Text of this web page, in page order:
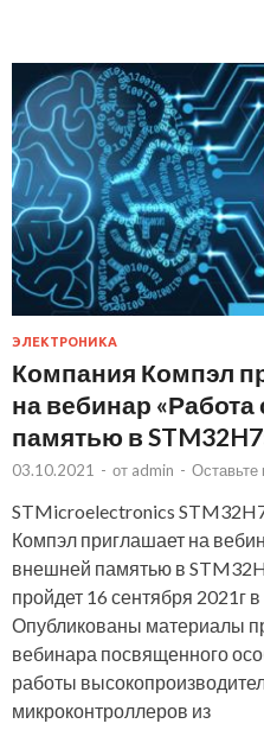
ЭЛЕКТРОНИКА
Компания Компэл
на вебинар
памятью в
03.10.2021 - от admin - Оставьте
STMicroelectronics
Компэл приглашает на
внешней памятью в
пройдет 16 сентября 2021г
Опубликованы материалы
вебинара посвященного
работы
микроконтроллеров из